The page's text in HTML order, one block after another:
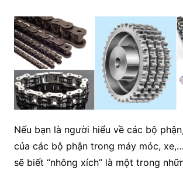
Nếu bạn là người hiểu về các bộ
của các bộ phận trong máy móc,
sẽ biết “nhông xích” là một trong